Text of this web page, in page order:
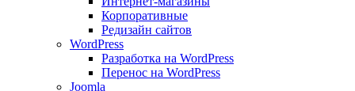
Корпоративные
Редизайн сайтов
WordPress
Разработка на WordPress
Перенос на WordPress
Joomla